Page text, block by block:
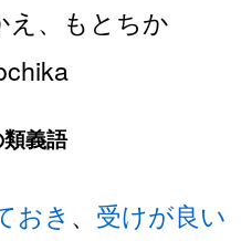
え、もとちか
義語
おき 、 受けが良い